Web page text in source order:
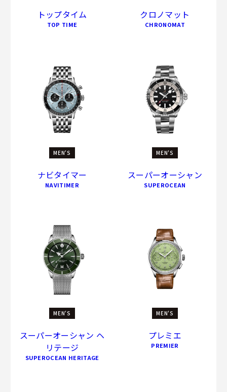
トップタイム
TOP TIME
クロノマット
CHRONOMAT
MEN'S
ナビタイマー
NAVITIMER
MEN'S
スーパーオーシャン
SUPEROCEAN
MEN'S
スーパーオーシャン ヘ
リテージ
SUPEROCEAN HERITAGE
MEN'S
プレミエ
PREMIER